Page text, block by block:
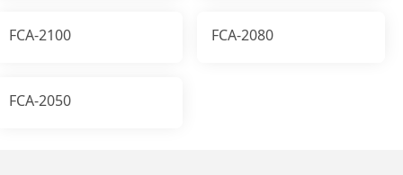
FCA-2100 FCA-2080
FCA-2050